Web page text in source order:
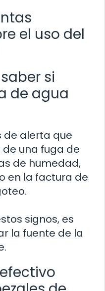
el uso del
si
de agua
de alerta que
una fuga de
de humedad,
en la factura de
signos, es
la fuente de la